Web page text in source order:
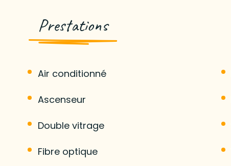
Prestations
Air conditionné
Ascenseur
Double vitrage
Fibre optique